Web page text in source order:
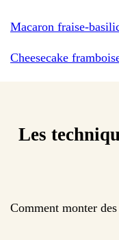
Macaron fraise-
Cheesecake
Les
Comment monter